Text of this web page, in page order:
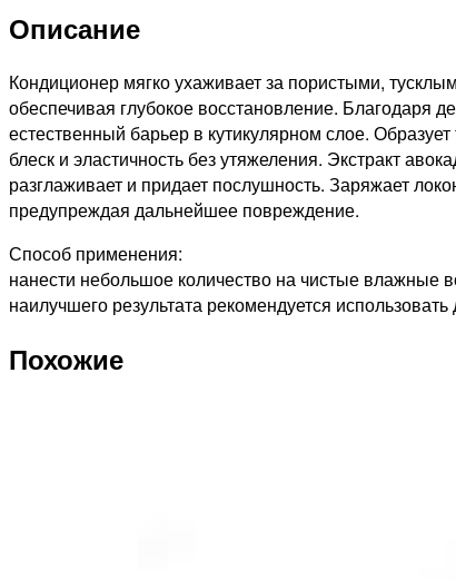
Липидный
для
волос,
1000мл
Описание
Кондиционер мягко ухаживает за пористыми,
обеспечивая глубокое восстановление. Благодаря
естественный барьер в кутикулярном слое.
блеск и эластичность без утяжеления. Экстракт
разглаживает и придает послушность. Заряжает
предупреждая дальнейшее повреждение.
Способ применения:
нанести небольшое количество на чистые влажные
наилучшего результата рекомендуется
Похожие